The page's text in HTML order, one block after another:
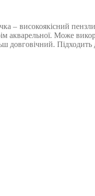
високоякісний
Може
Підходить